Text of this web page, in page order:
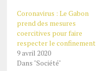
Coronavirus : Le Gabon
prend des mesures
coercitives pour faire
respecter le confinement
9 avril 2020
Dans "Société"